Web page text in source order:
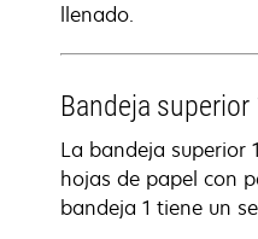
llenado.
Bandeja superior
La bandeja superior
hojas de papel con
bandeja 1 tiene un